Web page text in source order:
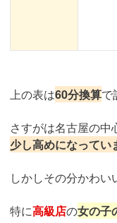
上の表は60分換算で
さすがは名古屋の中
少し高めになってい
しかしその分かわい
特に高級店の女の子